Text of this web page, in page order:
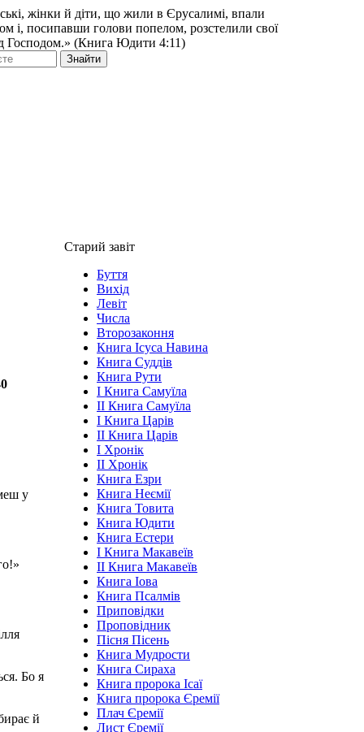
жінки й діти, що жили в Єрусалимі, впали
і, посипавши голови попелом, розстелили свої
Господом.» (Книга Юдити 4:11)
Знайти
у
Бо я
й
Старий завіт
Буття
Вихід
Левіт
Числа
Второзаконня
Книга Ісуса Навина
Книга Суддів
Книга Рути
І Книга Самуїла
ІІ Книга Самуїла
І Книга Царів
ІІ Книга Царів
І Хронік
ІІ Хронік
Книга Езри
Книга Неємії
Книга Товита
Книга Юдити
Книга Естери
І Книга Макавеїв
ІІ Книга Макавеїв
Книга Іова
Книга Псалмів
Приповідки
Проповідник
Пісня Пісень
Книга Мудрости
Книга Сираха
Книга пророка Ісаї
Книга пророка Єремії
Плач Єремії
Лист Єремії